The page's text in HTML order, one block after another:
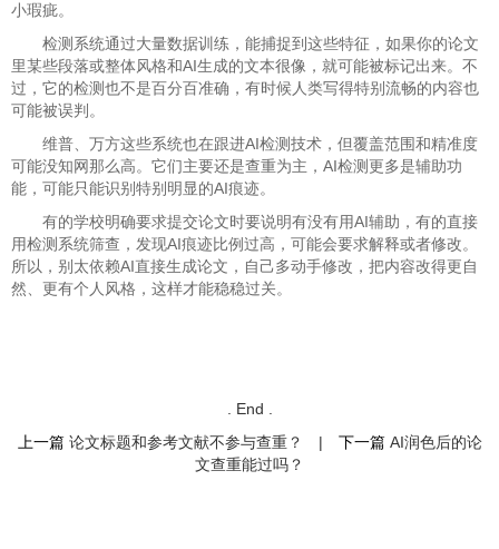
小瑕疵。
检测系统通过大量数据训练，能捕捉到这些特征，如果你的论文
里某些段落或整体风格和AI生成的文本很像，就可能被标记出来。不
过，它的检测也不是百分百准确，有时候人类写得特别流畅的内容也
可能被误判。
维普、万方这些系统也在跟进AI检测技术，但覆盖范围和精准度
可能没知网那么高。它们主要还是查重为主，AI检测更多是辅助功
能，可能只能识别特别明显的AI痕迹。
有的学校明确要求提交论文时要说明有没有用AI辅助，有的直接
用检测系统筛查，发现AI痕迹比例过高，可能会要求解释或者修改。
所以，别太依赖AI直接生成论文，自己多动手修改，把内容改得更自
然、更有个人风格，这样才能稳稳过关。
. End .
上一篇 论文标题和参考文献不参与查重？ | 下一篇 AI润色后的论
文查重能过吗？